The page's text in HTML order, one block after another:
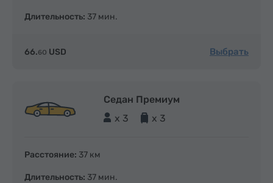
Длительность: 37 мин.
66.60 USD Выбрать
Седан Премиум
x 3
x 3
Расстояние: 37 км
Длительность: 37 мин.